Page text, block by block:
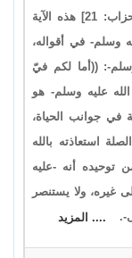
{لَقَدْ كَانَ لَكُمْ فِي رَسُولِ اللَّهِ أُسْوَةٌ حَسَنَةٌ} [الأحزاب: 21] هذه الآية
وسلم- في أقواله،
: ((أما لكم فيّ
-صلى الله عليه وسلم- هو
في جوانب الحياة،
استعاذته بالله
توحيده أنه -عليه
غيره، ولا يستنصر
.
.... المزيد